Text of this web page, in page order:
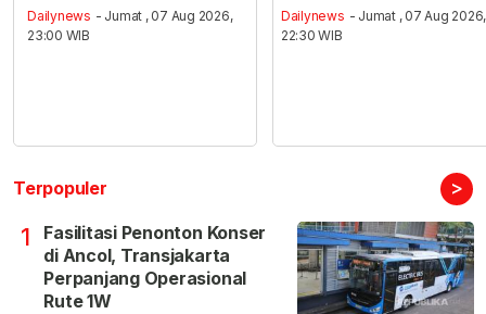
Dailynews - Jumat , 07 Aug 2026,
23:00 WIB
Dailynews - Jumat , 07 Aug 2026,
22:30 WIB
Terpopuler >
1
Fasilitasi Penonton Konser
di Ancol, Transjakarta
Perpanjang Operasional
Rute 1W